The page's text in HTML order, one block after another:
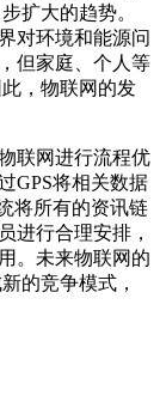
扩大的趋势。
对环境和能源问
但家庭、个人等
，物联网的发
联网进行流程优
GPS将相关数据
将所有的资讯链
进行合理安排，
。未来物联网的
的竞争模式，